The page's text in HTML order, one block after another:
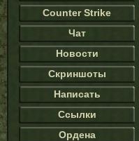
Counter Strike
Чат
Новости
Скриншоты
Написать
Ссылки
Ордена